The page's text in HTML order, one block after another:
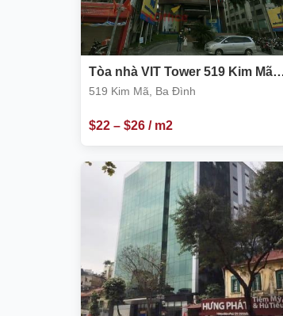
Tòa nhà VIT Tower 519 Kim Mã,
Ba Đình
519 Kim Mã, Ba Đình
$22– $26/ m2